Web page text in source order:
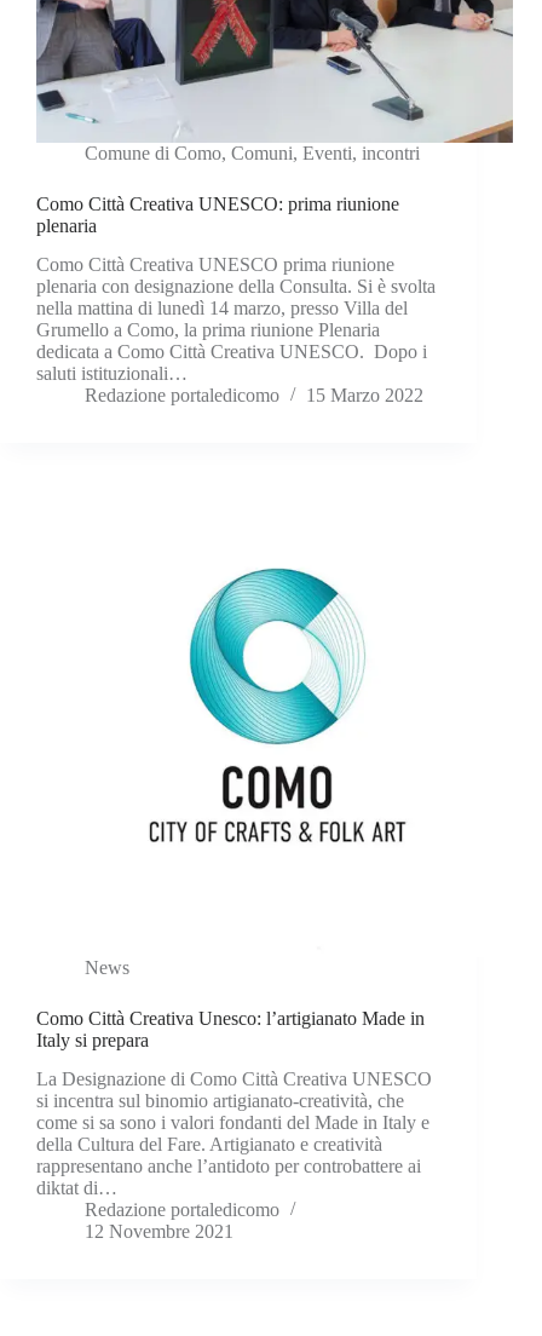
Comune di Como, Comuni, Eventi, incontri
Como Città Creativa UNESCO: prima riunione
plenaria
Como Città Creativa UNESCO prima riunione
plenaria con designazione della Consulta. Si è svolta
nella mattina di lunedì 14 marzo, presso Villa del
Grumello a Como, la prima riunione Plenaria
dedicata a Como Città Creativa UNESCO. Dopo i
saluti istituzionali…
Redazione portaledicomo
15 Marzo 2022
News
Como Città Creativa Unesco: l’artigianato Made in
Italy si prepara
La Designazione di Como Città Creativa UNESCO
si incentra sul binomio artigianato-creatività, che
come si sa sono i valori fondanti del Made in Italy e
della Cultura del Fare. Artigianato e creatività
rappresentano anche l’antidoto per controbattere ai
diktat di…
Redazione portaledicomo
12 Novembre 2021